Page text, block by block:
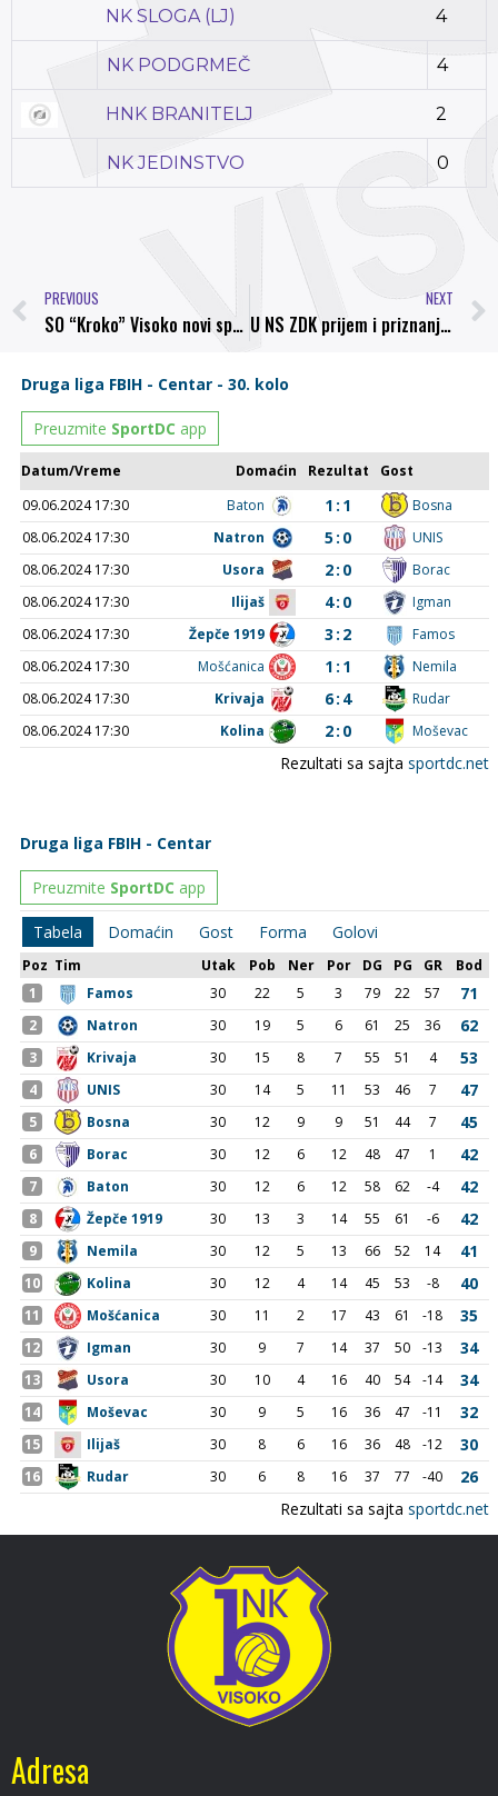
NK SLOGA (LJ) 4
NK PODGRMEČ 4
HNK BRANITELJ 2
NK JEDINSTVO 0
PREVIOUS
SO “Kroko” Visoko novi sponzor NK Bosna
NEXT
U NS ZDK prijem i priznanje za članove pionirske reprezentacije ZDK!
Adresa